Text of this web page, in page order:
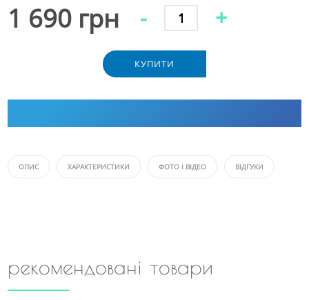
1 690 грн - +
КУПИТИ
ОПИС ХАРАКТЕРИСТИКИ ФОТО І ВІДЕО ВІДГУКИ
рекомендовані товари